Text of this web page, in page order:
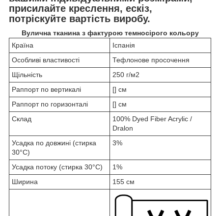
присилайте креслення, ескіз,
потріскуйте вартість виробу.
Вулична тканина з фактурою темносірого кольору
Країна
Іспанія
Особливі властивості
Тефлонове просочення
Щільність
250 г/м2
Раппорт по вертикалі
[] см
Раппорт по горизонталі
[] см
Склад
100% Dyed Fiber Acrylic /
Dralon
Усадка по довжині (стирка
30°C)
3%
Усадка потоку (стирка 30°C)
1%
Ширина
155 см